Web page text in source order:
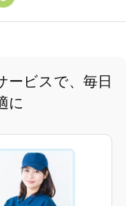
ービスで、毎日
に